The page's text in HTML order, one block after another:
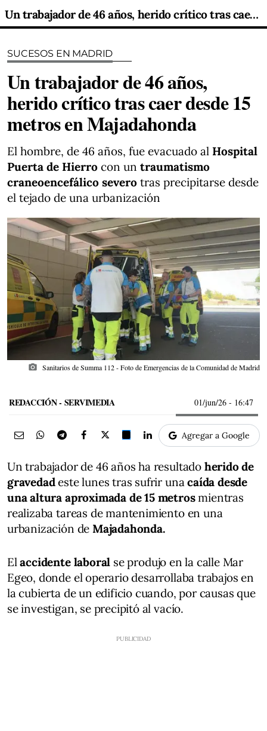
Un trabajador de 46 años, herido crítico tras caer desde 15 metros en Majadahonda
SUCESOS EN MADRID
Un trabajador de 46 años,
herido crítico tras caer desde 15
metros en Majadahonda
El hombre, de 46 años, fue evacuado al Hospital
Puerta de Hierro con un traumatismo
craneoencefálico severo tras precipitarse desde
el tejado de una urbanización
photo_camera Sanitarios de Summa 112 - Foto de Emergencias de la Comunidad de Madrid
REDACCIÓN - SERVIMEDIA 01/jun/26 - 16:47
Agregar a Google
Un trabajador de 46 años ha resultado herido de
gravedadeste lunes tras sufrir unacaída desde
una altura aproximada de 15 metrosmientras
realizaba tareas de mantenimiento en una
urbanización de Majadahonda.
Elaccidente laboral se produjo en la calle Mar
Egeo, donde el operario desarrollaba trabajos en
la cubierta de un edificio cuando, por causas que
se investigan, se precipitó al vacío.